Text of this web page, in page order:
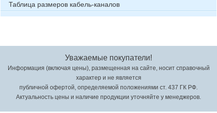
Таблица размеров кабель-каналов
Уважаемые покупатели!
Информация (включая цены), размещенная на сайте, носит справочный
характер и не является
публичной офертой, определяемой положениями ст. 437 ГК РФ.
Актуальность цены и наличие продукции уточняйте у менеджеров.